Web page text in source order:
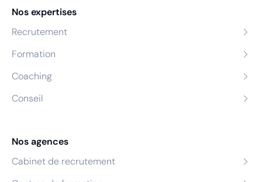
Nos expertises
Recrutement
Formation
Coaching
Conseil
Nos agences
Cabinet de recrutement